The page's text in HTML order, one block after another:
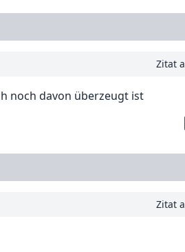
Zitat
noch davon überzeugt ist
Zitat